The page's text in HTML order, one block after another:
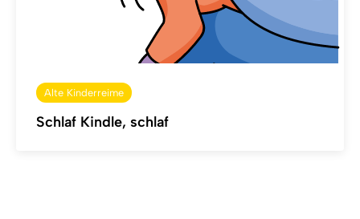
Alte Kinderreime
Schlaf Kindle, schlaf